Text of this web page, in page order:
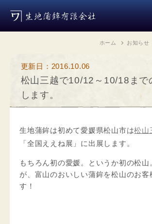
ホーム お知らせ
更新日：2016.10.06
松山三越で10/12～10/18まで
します。
生地蒲鉾は初めて愛媛県松山市は松山
「全国ええね展」に出展します。
もちろん初の愛媛。というか初の松山
が、富山のおいしい蒲鉾を松山のお客
す！